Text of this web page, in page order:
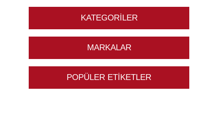
KATEGORILER
MARKALAR
POPÜLER ETIKETLER